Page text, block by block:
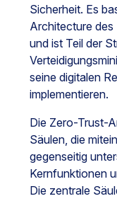
Sicherheit. Es
Architecture des
und ist Teil der
seine digitalen
implementieren.
Die Zero-Trust-
Säulen, die
gegenseitig
Kernfunktionen
Die zentrale